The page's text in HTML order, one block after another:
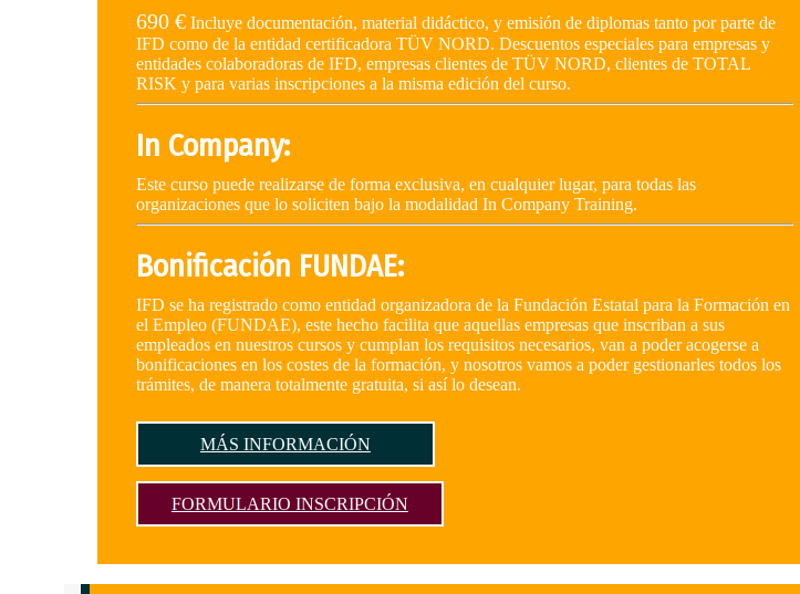
690 €Incluye documentación, material didáctico, y emisión de diplomas tanto por parte de
IFD como de la entidad certificadora TÜV NORD. Descuentos especiales para empresas y
entidades colaboradoras de IFD, empresas clientes de TÜV NORD, clientes de TOTAL
RISK y para varias inscripciones a la misma edición del curso.
In Company:
Este curso puede realizarse de forma exclusiva, en cualquier lugar, para todas las
organizaciones que lo soliciten bajo la modalidad In Company Training.
Bonificación FUNDAE:
IFD se ha registrado como entidad organizadora de la Fundación Estatal para la Formación en
el Empleo (FUNDAE), este hecho facilita que aquellas empresas que inscriban a sus
empleados en nuestros cursos y cumplan los requisitos necesarios, van a poder acogerse a
bonificaciones en los costes de la formación, y nosotros vamos a poder gestionarles todos los
trámites, de manera totalmente gratuita, si así lo desean.
MÁS INFORMACIÓN
FORMULARIO INSCRIPCIÓN